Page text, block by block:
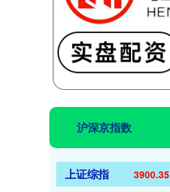
沪深京指数
上证综指 3900.35